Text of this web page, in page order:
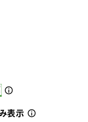
表示